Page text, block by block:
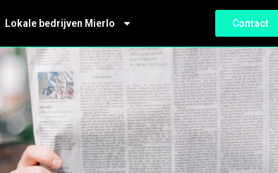
Lokale bedrijven Mierlo Contact